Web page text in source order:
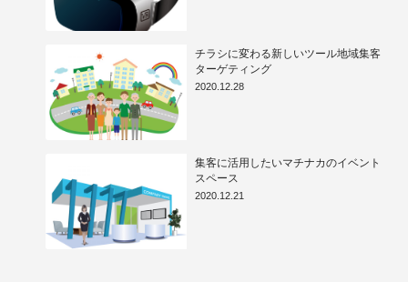
チラシに変わる新しいツール地域集客
ターゲティング
2020.12.28
集客に活用したいマチナカのイベント
スペース
2020.12.21